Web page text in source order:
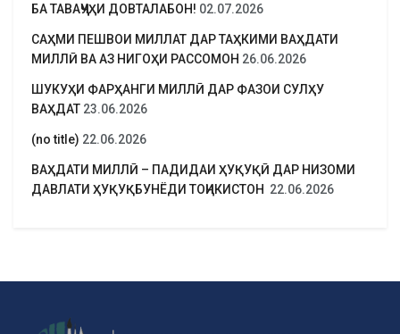
БА ТАВАҶҶУҲИ ДОВТАЛАБОН! 02.07.2026
САҲМИ ПЕШВОИ МИЛЛАТ ДАР ТАҲКИМИ ВАҲДАТИ
МИЛЛӢ ВА АЗ НИГОҲИ РАССОМОН 26.06.2026
ШУКУҲИ ФАРҲАНГИ МИЛЛӢ ДАР ФАЗОИ СУЛҲУ
ВАҲДАТ 23.06.2026
(no title) 22.06.2026
ВАҲДАТИ МИЛЛӢ – ПАДИДАИ ҲУҚУҚӢ ДАР НИЗОМИ
ДАВЛАТИ ҲУҚУҚБУНЁДИ ТОҶИКИСТОН 22.06.2026